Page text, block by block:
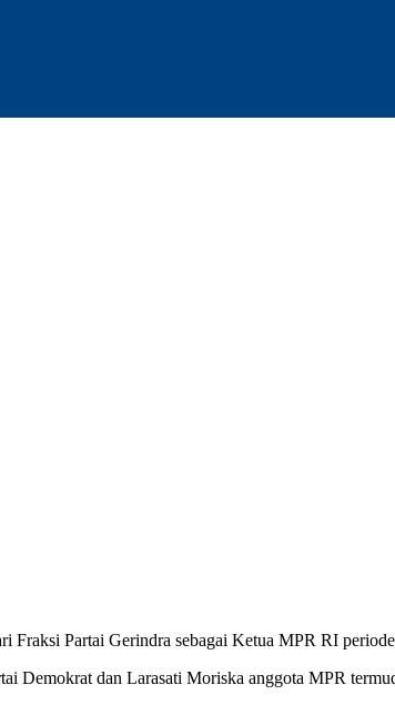
Fraksi Partai Gerindra sebagai Ketua MPR RI
Demokrat dan Larasati Moriska anggota MPR